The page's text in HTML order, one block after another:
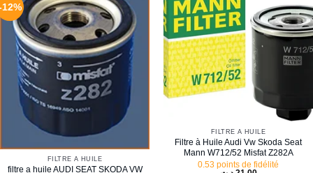
FILTRE À HUILE
filtre a huile AUDI SEAT SKODA VW
FILTRE À HUILE
Filtre à Huile Audi Vw Skoda Seat
Mann W712/52 Misfat Z282A
0.53 points de fidélité